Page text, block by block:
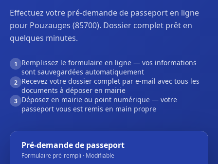
Effectuez votre pré-demande de passeport en ligne
pour Pouzauges (85700). Dossier complet prêt en
quelques minutes.
1
Remplissez le formulaire en ligne — vos informations
sont sauvegardées automatiquement
2 Recevez votre dossier complet par e-mail avec tous les
documents à déposer en mairie
3 Déposez en mairie ou point numérique — votre
passeport vous est remis en main propre
Pré-demande de passeport
Formulaire pré-rempli · Modifiable